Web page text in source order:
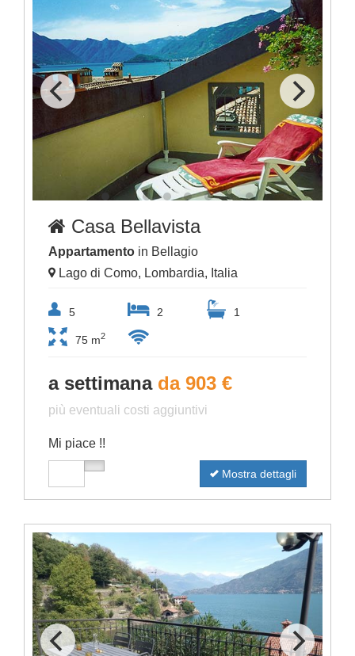
Casa Bellavista
Appartamento in Bellagio
Lago di Como, Lombardia, Italia
5 2 1
75 m2
a settimana da 903 €
più eventuali costi aggiuntivi
Mi piace !!
Mostra dettagli